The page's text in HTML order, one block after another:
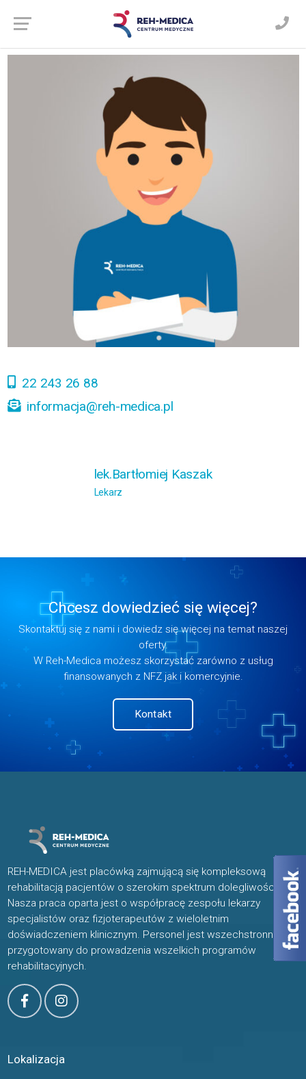
22 243 26 88
informacja@reh-medica.pl
lek.Bartłomiej Kaszak
Lekarz
Chcesz dowiedzieć się więcej?
Skontaktuj się z nami i dowiedz się więcej na temat naszej
oferty.
W Reh-Medica możesz skorzystać zarówno z usług
finansowanych z NFZ jak i komercyjnie.
Kontakt
REH-MEDICA jest placówką zajmującą się kompleksową
rehabilitacją pacjentów o szerokim spektrum dolegliwości.
Nasza praca oparta jest o współpracę zespołu lekarzy
specjalistów oraz fizjoterapeutów z wieloletnim
doświadczeniem klinicznym. Personel jest wszechstronnie
przygotowany do prowadzenia wszelkich programów
rehabilitacyjnych.
Lokalizacja